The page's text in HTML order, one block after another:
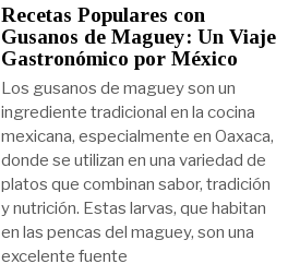
Recetas Populares con
Gusanos de Maguey: Un Viaje
Gastronómico por México
Los gusanos de maguey son un
ingrediente tradicional en la cocina
mexicana, especialmente en Oaxaca,
donde se utilizan en una variedad de
platos que combinan sabor, tradición
y nutrición. Estas larvas, que habitan
en las pencas del maguey, son una
excelente fuente